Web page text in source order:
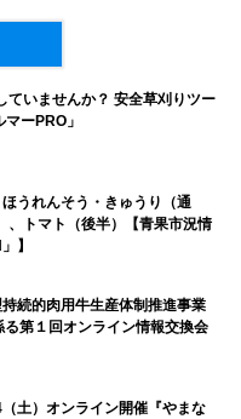
ていませんか？ 安全草刈りツー
ーPRO」
うれんそう・きゅうり（通
、トマト（後半）【青果市況情
】
続的肉用牛生産体制推進事業
第１回オンライン情報交換会
土）オンライン開催『やまな